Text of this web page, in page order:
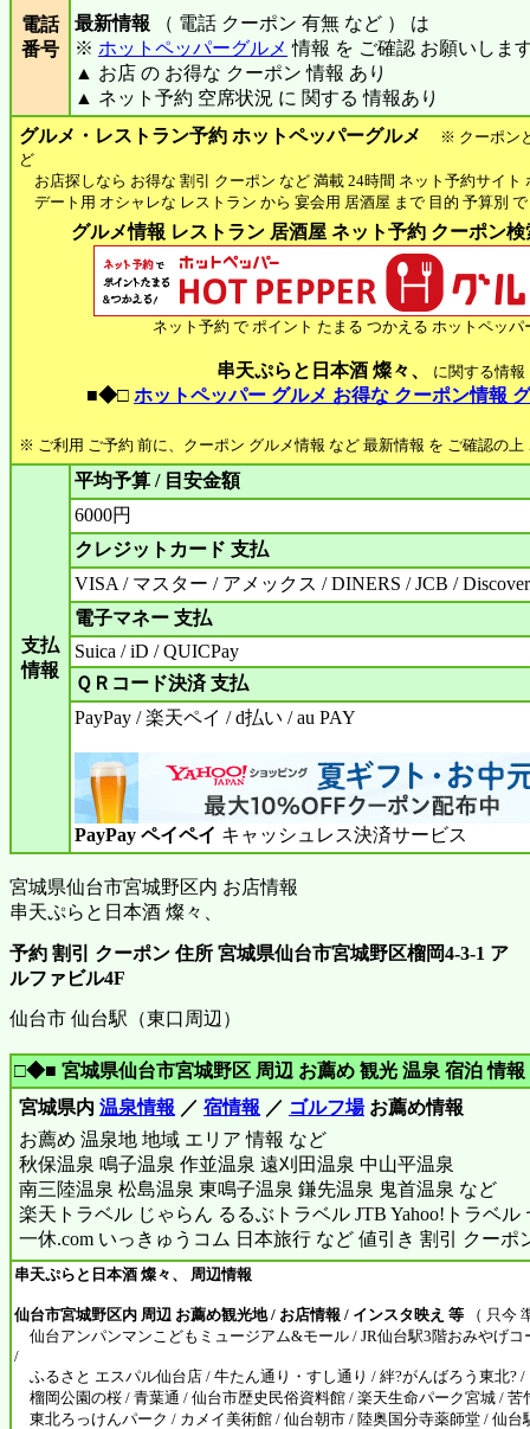
電話
番号
最新情報 （ 電話 クーポン 有無 など ） は
※ ホットペッパーグルメ 情報 を ご確認 お願いしま
▲ お店 の お得な クーポン 情報 あり
▲ ネット予約 空席状況 に 関する 情報あり
グルメ・レストラン予約 ホットペッパーグルメ
※ クーポン
ど
お店探しなら お得な 割引 クーポン など 満載 24時間 ネット予約サイト
デート用 オシャレな レストラン から 宴会用 居酒屋 まで 目的 予算別
グルメ情報 レストラン 居酒屋 ネット予約 クーポン
ネット予約 で ポイント たまる つかえる ホットペッパ
串天ぷらと日本酒 燦々、 に関する情報
■◆□ ホットペッパー グルメ お得な クーポン情報
※ ご利用 ご予約 前に、クーポン グルメ情報 など 最新情報 を ご確認の上
支払
情報
平均予算 / 目安金額
6000円
クレジットカード 支払
VISA / マスター / アメックス / DINERS / JCB / Discover
電子マネー 支払
Suica / iD / QUICPay
ＱＲコード決済 支払
PayPay / 楽天ペイ / d払い / au PAY
PayPay ペイペイ キャッシュレス決済サービス
宮城県仙台市宮城野区内 お店情報
串天ぷらと日本酒 燦々、
予約 割引 クーポン 住所 宮城県仙台市宮城野区榴岡4-3-1 ア
ルファビル4F
仙台市 仙台駅（東口周辺）
□◆■ 宮城県仙台市宮城野区 周辺 お薦め 観光 温泉 宿泊 情
宮城県内 温泉情報 ／ 宿情報 ／ ゴルフ場お薦め情報
お薦め 温泉地 地域 エリア 情報 など
秋保温泉 鳴子温泉 作並温泉 遠刈田温泉 中山平温泉
南三陸温泉 松島温泉 東鳴子温泉 鎌先温泉 鬼首温泉 など
楽天トラベル じゃらん るるぶトラベル JTB Yahoo!トラベル
一休.com いっきゅうコム 日本旅行 など 値引き 割引 クーポ
串天ぷらと日本酒 燦々、 周辺情報
仙台市宮城野区内 周辺 お薦め観光地 / お店情報 / インスタ映え 等 （ 只今
仙台アンパンマンこどもミュージアム&モール / JR仙台駅3階おみやげコ
/
ふるさと エスパル仙台店 / 牛たん通り・すし通り / 絆?がんばろう東北? /
榴岡公園の桜 / 青葉通 / 仙台市歴史民俗資料館 / 楽天生命パーク宮城 / 苦
東北ろっけんパーク / カメイ美術館 / 仙台朝市 / 陸奥国分寺薬師堂 / 仙台